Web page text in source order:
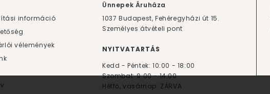
információ
vélemények
Ünnepek Áruháza
1037 Budapest, Fehéregyházi út 15.
Személyes átvételi pont
NYITVATARTÁS
Kedd - Péntek: 10:00 - 18:00
Szombat: 9:00 - 14:00
Hétfő, vasárnap: ZÁRVA